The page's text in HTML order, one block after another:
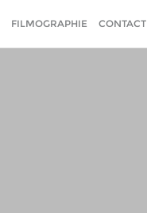
FILMOGRAPHIE CONTACT